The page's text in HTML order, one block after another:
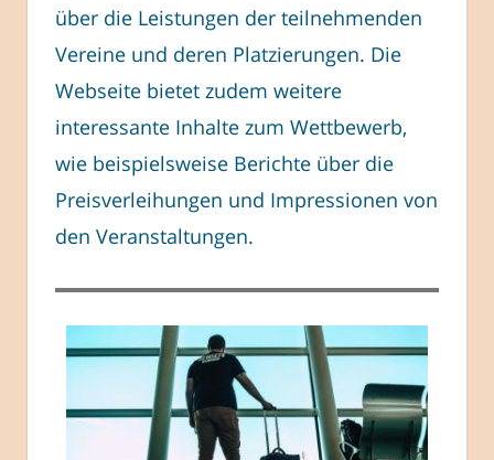
über die Leistungen der teilnehmenden
Vereine und deren Platzierungen. Die
Webseite bietet zudem weitere
interessante Inhalte zum Wettbewerb,
wie beispielsweise Berichte über die
Preisverleihungen und Impressionen von
den Veranstaltungen.